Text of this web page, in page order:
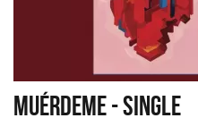
MUÉRDEME - SINGLE